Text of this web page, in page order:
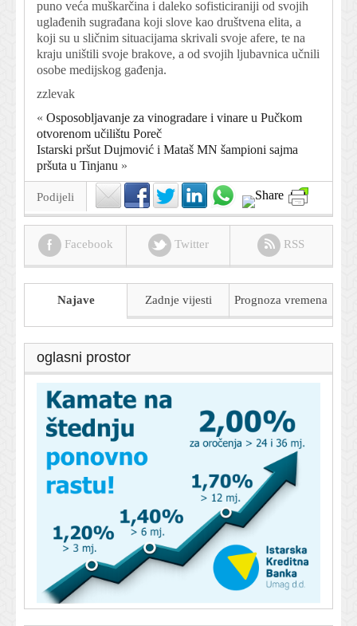
puno veća muškarčina i daleko sofisticiraniji od svojih
uglađenih sugrađana koji slove kao društvena elita, a
koji su u sličnim situacijama skrivali svoje afere, te na
kraju uništili svoje brakove, a od svojih ljubavnica učnili
osobe medijskog gađenja.
zzlevak
« Osposobljavanje za vinogradare i vinare u Pučkom
otvorenom učilištu Poreč
Istarski pršut Dujmović i Mataš MN šampioni sajma
pršuta u Tinjanu »
Podijeli
Facebook Twitter RSS
Najave Zadnje vijesti Prognoza vremena
oglasni prostor